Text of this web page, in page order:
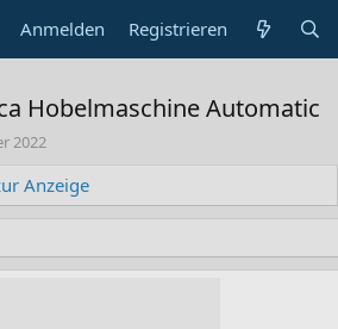
Anmelden Registrieren
Hobelmaschine Automatic
2022
Anzeige